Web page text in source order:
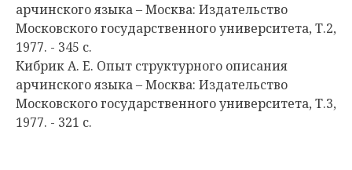
арчинского языка – Москва: Издательство
Московского государственного университета, Т.2,
1977. - 345 с.
Кибрик А. Е. Опыт структурного описания
арчинского языка – Москва: Издательство
Московского государственного университета, Т.3,
1977. - 321 с.